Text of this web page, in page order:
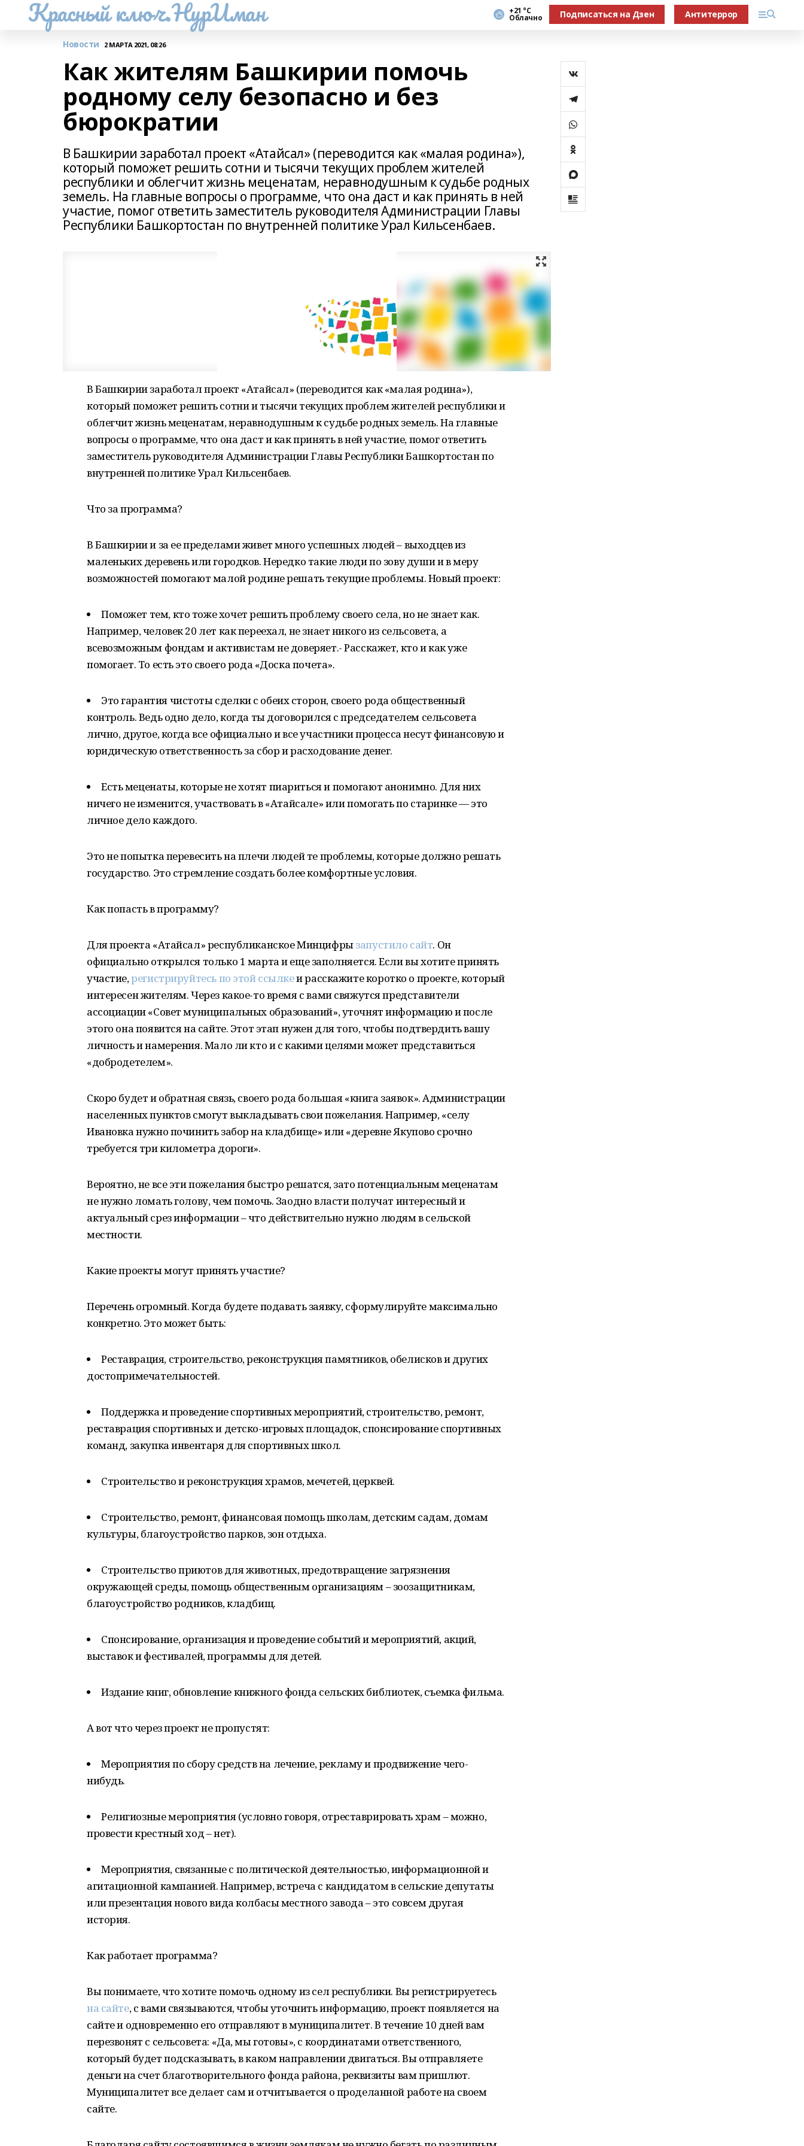
Красный ключ.НурИман +21 °С
Облачно Подписаться на Дзен Антитеррор
Новости 2 МАРТА 2021, 08:26
Как жителям Башкирии помочь
родному селу безопасно и без
бюрократии
В Башкирии заработал проект «Атайсал» (переводится как «малая родина»),
который поможет решить сотни и тысячи текущих проблем жителей
республики и облегчит жизнь меценатам, неравнодушным к судьбе родных
земель. На главные вопросы о программе, что она даст и как принять в ней
участие, помог ответить заместитель руководителя Администрации Главы
Республики Башкортостан по внутренней политике Урал Кильсенбаев.
В Башкирии заработал проект «Атайсал» (переводится как «малая родина»),
который поможет решить сотни и тысячи текущих проблем жителей республики и
облегчит жизнь меценатам, неравнодушным к судьбе родных земель. На главные
вопросы о программе, что она даст и как принять в ней участие, помог ответить
заместитель руководителя Администрации Главы Республики Башкортостан по
внутренней политике Урал Кильсенбаев.
Что за программа?
В Башкирии и за ее пределами живет много успешных людей – выходцев из
маленьких деревень или городков. Нередко такие люди по зову души и в меру
возможностей помогают малой родине решать текущие проблемы. Новый проект:
Поможет тем, кто тоже хочет решить проблему своего села, но не знает как.
Например, человек 20 лет как переехал, не знает никого из сельсовета, а
всевозможным фондам и активистам не доверяет.- Расскажет, кто и как уже
помогает. То есть это своего рода «Доска почета».
Это гарантия чистоты сделки с обеих сторон, своего рода общественный
контроль. Ведь одно дело, когда ты договорился с председателем сельсовета
лично, другое, когда все официально и все участники процесса несут финансовую и
юридическую ответственность за сбор и расходование денег.
Есть меценаты, которые не хотят пиариться и помогают анонимно. Для них
ничего не изменится, участвовать в «Атайсале» или помогать по старинке — это
личное дело каждого.
Это не попытка перевесить на плечи людей те проблемы, которые должно решать
государство. Это стремление создать более комфортные условия.
Как попасть в программу?
Для проекта «Атайсал» республиканское Минцифрызапустило сайт. Он
официально открылся только 1 марта и еще заполняется. Если вы хотите принять
участие,регистрируйтесь по этой ссылкеи расскажите коротко о проекте, который
интересен жителям. Через какое-то время с вами свяжутся представители
ассоциации «Совет муниципальных образований», уточнят информацию и после
этого она появится на сайте. Этот этап нужен для того, чтобы подтвердить вашу
личность и намерения. Мало ли кто и с какими целями может представиться
«добродетелем».
Скоро будет и обратная связь, своего рода большая «книга заявок». Администрации
населенных пунктов смогут выкладывать свои пожелания. Например, «селу
Ивановка нужно починить забор на кладбище» или «деревне Якупово срочно
требуется три километра дороги».
Вероятно, не все эти пожелания быстро решатся, зато потенциальным меценатам
не нужно ломать голову, чем помочь. Заодно власти получат интересный и
актуальный срез информации – что действительно нужно людям в сельской
местности.
Какие проекты могут принять участие?
Перечень огромный. Когда будете подавать заявку, сформулируйте максимально
конкретно. Это может быть:
Реставрация, строительство, реконструкция памятников, обелисков и других
достопримечательностей.
Поддержка и проведение спортивных мероприятий, строительство, ремонт,
реставрация спортивных и детско-игровых площадок, спонсирование спортивных
команд, закупка инвентаря для спортивных школ.
Строительство и реконструкция храмов, мечетей, церквей.
Строительство, ремонт, финансовая помощь школам, детским садам, домам
культуры, благоустройство парков, зон отдыха.
Строительство приютов для животных, предотвращение загрязнения
окружающей среды, помощь общественным организациям – зоозащитникам,
благоустройство родников, кладбищ.
Спонсирование, организация и проведение событий и мероприятий, акций,
выставок и фестивалей, программы для детей.
Издание книг, обновление книжного фонда сельских библиотек, съемка фильма.
А вот что через проект не пропустят:
Мероприятия по сбору средств на лечение, рекламу и продвижение чего-
нибудь.
Религиозные мероприятия (условно говоря, отреставрировать храм – можно,
провести крестный ход – нет).
Мероприятия, связанные с политической деятельностью, информационной и
агитационной кампанией. Например, встреча с кандидатом в сельские депутаты
или презентация нового вида колбасы местного завода – это совсем другая
история.
Как работает программа?
Вы понимаете, что хотите помочь одному из сел республики. Вы регистрируетесь
на сайте, с вами связываются, чтобы уточнить информацию, проект появляется на
сайте и одновременно его отправляют в муниципалитет. В течение 10 дней вам
перезвонят с сельсовета: «Да, мы готовы», с координатами ответственного,
который будет подсказывать, в каком направлении двигаться. Вы отправляете
деньги на счет благотворительного фонда района, реквизиты вам пришлют.
Муниципалитет все делает сам и отчитывается о проделанной работе на своем
сайте.